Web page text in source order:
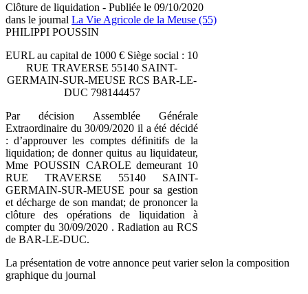
Clôture de liquidation - Publiée le 09/10/2020
dans le journal La Vie Agricole de la Meuse (55)
PHILIPPI POUSSIN
EURL au capital de 1000 € Siège social : 10
RUE TRAVERSE 55140 SAINT-
GERMAIN-SUR-MEUSE RCS BAR-LE-
DUC 798144457
Par décision Assemblée Générale
Extraordinaire du 30/09/2020 il a été décidé
: d’approuver les comptes définitifs de la
liquidation; de donner quitus au liquidateur,
Mme POUSSIN CAROLE demeurant 10
RUE TRAVERSE 55140 SAINT-
GERMAIN-SUR-MEUSE pour sa gestion
et décharge de son mandat; de prononcer la
clôture des opérations de liquidation à
compter du 30/09/2020 . Radiation au RCS
de BAR-LE-DUC.
La présentation de votre annonce peut varier selon la composition
graphique du journal